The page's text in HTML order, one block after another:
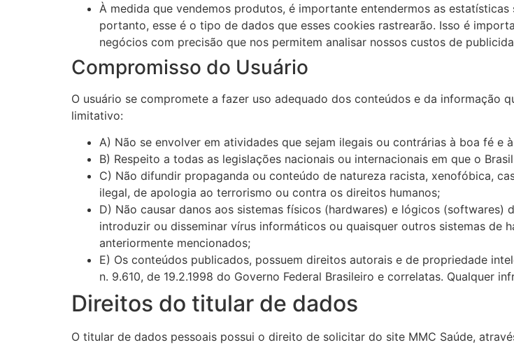
À medida que vendemos produtos, é importante entendermos as
portanto, esse é o tipo de dados que esses cookies rastrearão. Isso é
negócios com precisão que nos permitem analisar nossos custos de
Compromisso do Usuário
O usuário se compromete a fazer uso adequado dos conteúdos e da informação
limitativo:
A) Não se envolver em atividades que sejam ilegais ou contrárias à boa fé e
B) Respeito a todas as legislações nacionais ou internacionais em que o
C) Não difundir propaganda ou conteúdo de natureza racista, xenofóbica,
ilegal, de apologia ao terrorismo ou contra os direitos humanos;
D) Não causar danos aos sistemas físicos (hardwares) e lógicos (softwares)
introduzir ou disseminar vírus informáticos ou quaisquer outros sistemas de
anteriormente mencionados;
E) Os conteúdos publicados, possuem direitos autorais e de propriedade
n. 9.610, de 19.2.1998 do Governo Federal Brasileiro e correlatas. Qualquer
Direitos do titular de dados
O titular de dados pessoais possui o direito de solicitar do site MMC Saúde,